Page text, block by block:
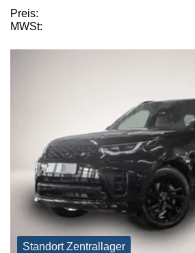
Preis:
MWSt:
Standort Zentrallager